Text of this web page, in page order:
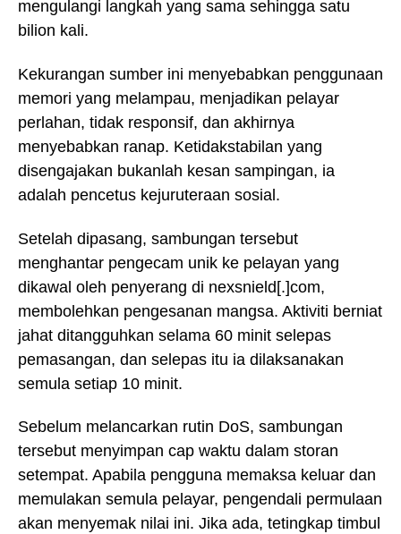
mengulangi langkah yang sama sehingga satu
bilion kali.
Kekurangan sumber ini menyebabkan penggunaan
memori yang melampau, menjadikan pelayar
perlahan, tidak responsif, dan akhirnya
menyebabkan ranap. Ketidakstabilan yang
disengajakan bukanlah kesan sampingan, ia
adalah pencetus kejuruteraan sosial.
Setelah dipasang, sambungan tersebut
menghantar pengecam unik ke pelayan yang
dikawal oleh penyerang di nexsnield[.]com,
membolehkan pengesanan mangsa. Aktiviti berniat
jahat ditangguhkan selama 60 minit selepas
pemasangan, dan selepas itu ia dilaksanakan
semula setiap 10 minit.
Sebelum melancarkan rutin DoS, sambungan
tersebut menyimpan cap waktu dalam storan
setempat. Apabila pengguna memaksa keluar dan
memulakan semula pelayar, pengendali permulaan
akan menyemak nilai ini. Jika ada, tetingkap timbul